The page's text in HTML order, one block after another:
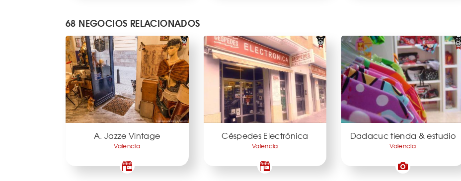
68 NEGOCIOS RELACIONADOS
A. Jazze Vintage
Valencia
Céspedes Electrónica
Valencia
Dadacuc tienda & estudio
Valencia